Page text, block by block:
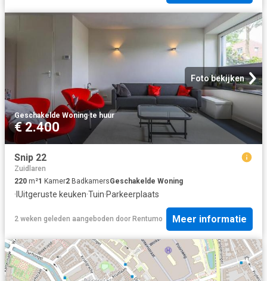
Foto bekijken
Geschakelde Woning·te huur
€ 2.400
Snip 22
Zuidlaren
220 m²1 Kamer2 BadkamersGeschakelde Woning
· IUitgeruste keuken·Tuin·Parkeerplaats
2 weken geleden aangeboden door Rentumo Meer informatie